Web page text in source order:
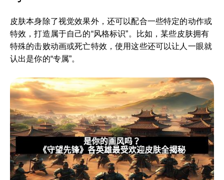
皮肤本身除了视觉效果外，还可以配合一些特定的动作或
特效，打造属于自己的“风格标识”。比如，某些皮肤拥有
特殊的击败动画或死亡特效，使用这些还可以让人一眼就
认出是你的“专属”。